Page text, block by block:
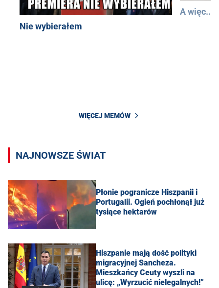
Nie wybierałem
A więc...
WIĘCEJ MEMÓW
NAJNOWSZE ŚWIAT
Płonie pogranicze Hiszpanii i
Portugalii. Ogień pochłonął już
tysiące hektarów
Hiszpanie mają dość polityki
migracyjnej Sancheza.
Mieszkańcy Ceuty wyszli na
ulicę: „Wyrzucić nielegalnych!”